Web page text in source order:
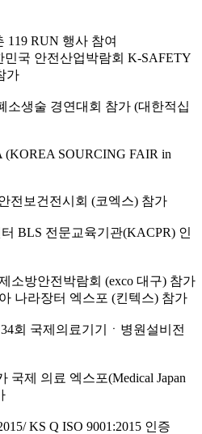
119 RUN 행사 참여
민국 안전산업박람회 K-SAFETY
가
소생술 경연대회 참가 (대한적십
(KOREA SOURCING FAIR in
전보건전시회 (코엑스) 참가
BLS 전문교육기관(KACPR) 인
소방안전박람회 (exco 대구) 참가
나라장터 엑스포 (킨텍스) 참가
회 국제의료기기ㆍ병원설비전
국제 의료 엑스포(Medical Japan
KS Q ISO 9001:2015 인증